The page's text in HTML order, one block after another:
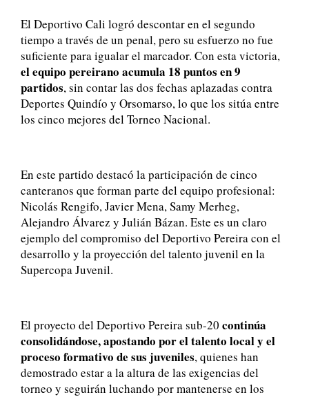
El Deportivo Cali logró descontar en el segundo
tiempo a través de un penal, pero su esfuerzo no fue
suficiente para igualar el marcador. Con esta victoria,
el equipo pereirano acumula 18 puntos en 9
partidos, sin contar las dos fechas aplazadas contra
Deportes Quindío y Orsomarso, lo que los sitúa entre
los cinco mejores del Torneo Nacional.
En este partido destacó la participación de cinco
canteranos que forman parte del equipo profesional:
Nicolás Rengifo, Javier Mena, Samy Merheg,
Alejandro Álvarez y Julián Bázan. Este es un claro
ejemplo del compromiso del Deportivo Pereira con el
desarrollo y la proyección del talento juvenil en la
Supercopa Juvenil.
El proyecto del Deportivo Pereira sub-20continúa
consolidándose, apostando por el talento local y el
proceso formativo de sus juveniles, quienes han
demostrado estar a la altura de las exigencias del
torneo y seguirán luchando por mantenerse en los